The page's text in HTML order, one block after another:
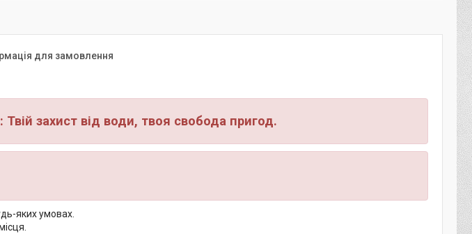
для замовлення
Твій захист від води, твоя свобода пригод.
яких умовах.